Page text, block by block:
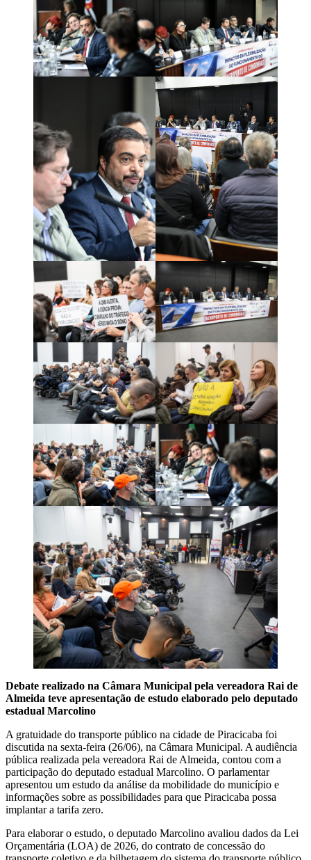
Debate realizado na Câmara Municipal pela vereadora Rai de
Almeida teve apresentação de estudo elaborado pelo deputado
estadual Marcolino
A gratuidade do transporte público na cidade de Piracicaba foi
discutida na sexta-feira (26/06), na Câmara Municipal. A audiência
pública realizada pela vereadora Rai de Almeida, contou com a
participação do deputado estadual Marcolino. O parlamentar
apresentou um estudo da análise da mobilidade do município e
informações sobre as possibilidades para que Piracicaba possa
implantar a tarifa zero.
Para elaborar o estudo, o deputado Marcolino avaliou dados da Lei
Orçamentária (LOA) de 2026, do contrato de concessão do